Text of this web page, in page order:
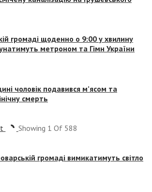
громаді щоденно о 9:00 у хвилину
метроном та Гімн України
чоловік подавився м’ясом та
смерть
Showing 1 Of 588
громаді вимикатимуть світло